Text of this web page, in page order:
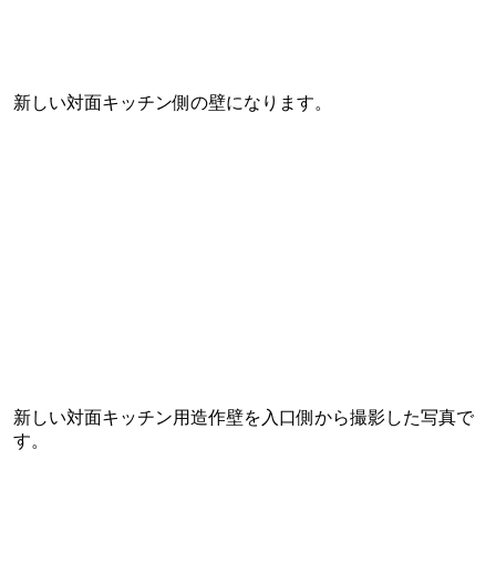
新しい対面キッチン側の壁になります。
新しい対面キッチン用造作壁を入口側から撮影した写真で
す。